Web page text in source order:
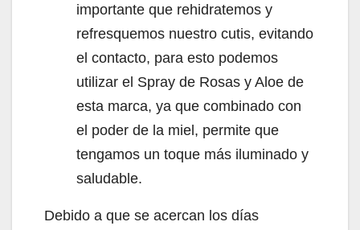
importante que rehidratemos y
refresquemos nuestro cutis, evitando
el contacto, para esto podemos
utilizar el Spray de Rosas y Aloe de
esta marca, ya que combinado con
el poder de la miel, permite que
tengamos un toque más iluminado y
saludable.
Debido a que se acercan los días